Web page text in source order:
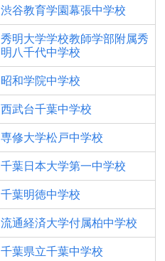
渋谷教育学園幕張中学校
秀明大学学校教師学部附属秀
明八千代中学校
昭和学院中学校
西武台千葉中学校
専修大学松戸中学校
千葉日本大学第一中学校
千葉明徳中学校
流通経済大学付属柏中学校
千葉県立千葉中学校